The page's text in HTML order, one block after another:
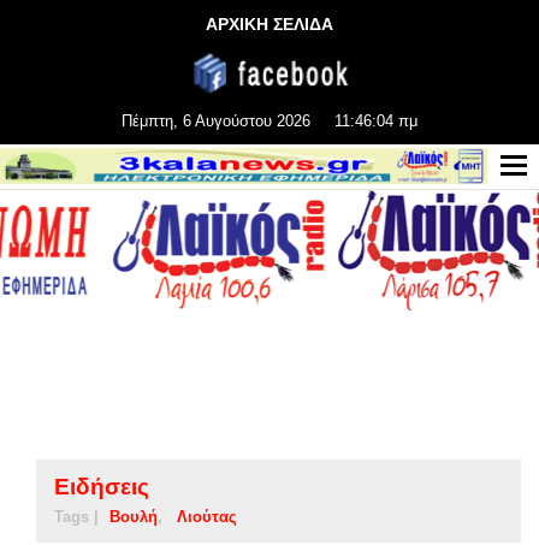
ΑΡΧΙΚΗ ΣΕΛΙΔΑ
Πέμπτη, 6 Αυγούστου 2026 11:46:04 πμ
Ειδήσεις
Tags | Βουλή Λιούτας